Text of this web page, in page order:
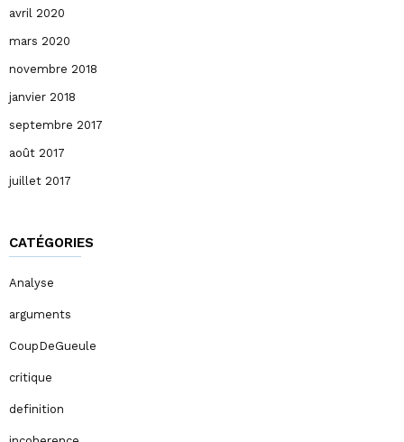
avril 2020
mars 2020
novembre 2018
janvier 2018
septembre 2017
août 2017
juillet 2017
CATÉGORIES
Analyse
arguments
CoupDeGueule
critique
definition